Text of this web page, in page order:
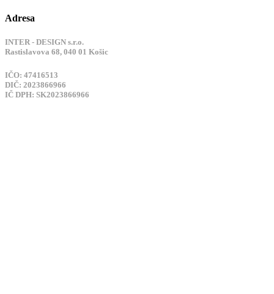
Adresa
INTER - DESIGN s.r.o.
Rastislavova 68, 040 01 Košic
IČO: 47416513
DIČ: 2023866966
IČ DPH: SK2023866966